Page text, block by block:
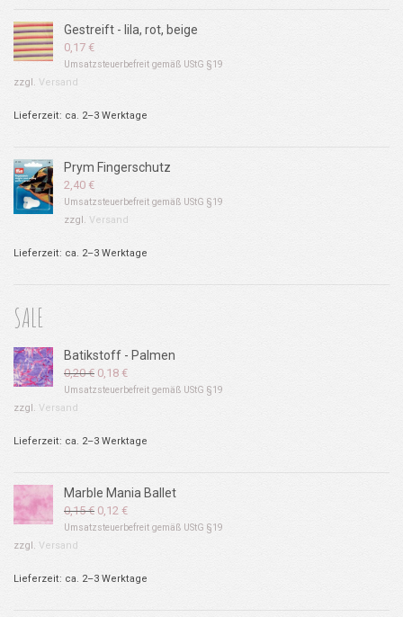
Gestreift - lila, rot, beige
0,17 €
Umsatzsteuerbefreit gemäß UStG §19
zzgl. Versand
Lieferzeit: ca. 2–3 Werktage
Prym Fingerschutz
2,40 €
Umsatzsteuerbefreit gemäß UStG §19
zzgl. Versand
Lieferzeit: ca. 2–3 Werktage
SALE
Batikstoff - Palmen
0,20€ Ursprünglicher
Preis
0,18 €Aktueller
Preis
Umsatzsteuerbefreit gemäß UStG §19
zzgl. Versand
Lieferzeit: ca. 2–3 Werktage
Marble Mania Ballet
0,15€ Ursprünglicher
Preis
0,12 €Aktueller
Preis
Umsatzsteuerbefreit gemäß UStG §19
zzgl. Versand
Lieferzeit: ca. 2–3 Werktage